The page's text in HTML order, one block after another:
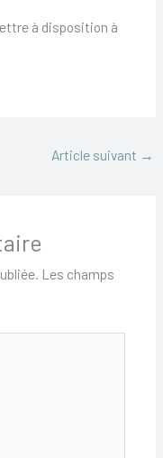
à disposition à
Article suivant →
Les champs